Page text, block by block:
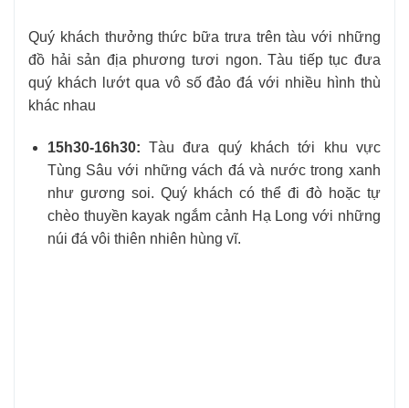
Quý khách thưởng thức bữa trưa trên tàu với những
đồ hải sản địa phương tươi ngon. Tàu tiếp tục đưa
quý khách lướt qua vô số đảo đá với nhiều hình thù
khác nhau
15h30-16h30: Tàu đưa quý khách tới khu vực
Tùng Sâu với những vách đá và nước trong xanh
như gương soi. Quý khách có thể đi đò hoặc tự
chèo thuyền kayak ngắm cảnh Hạ Long với những
núi đá vôi thiên nhiên hùng vĩ.